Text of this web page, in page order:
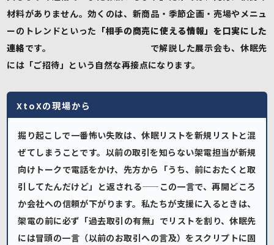
材料がありません。効くのは、新商品・季節企画・売場やメニュ
ーのトレンドといった 「相手の商売に使える情報」を口実にした
連絡です。
で解説した展示会も、休眠先
には「ご招待」という自然な再接点になります。
XtoXの現場から
掘り起こしで一番怖い失敗は、休眠リストを新規リストと混
ぜてしまうことです。以前の取引を知らない架電担当が新規
向けトークで電話をかけ、先方から「うち、前におたくと取
引してたんだけど」と返される——この一言で、再開どころ
か会社への信頼が下がります。私たちが支援に入るときは、
架電の前に必ず「過去取引の有無」でリストを割り、休眠先
には冒頭の一言（以前のお取引への言及）をスクリプトに固